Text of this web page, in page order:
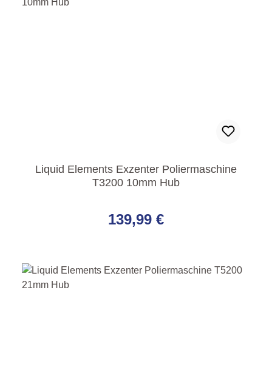
Liquid Elements Exzenter Poliermaschine
T3200 10mm Hub
139,99 €